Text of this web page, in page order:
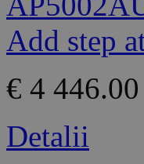
€ 4 446.00
Detalii